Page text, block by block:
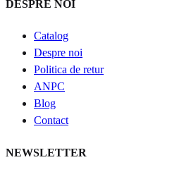
DESPRE NOI
Catalog
Despre noi
Politica de retur
ANPC
Blog
Contact
NEWSLETTER